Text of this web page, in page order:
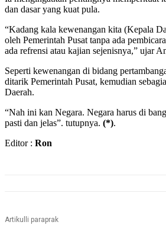
dan dasar yang kuat pula.
“Kadang kala kewenangan kita (Kepala
oleh Pemerintah Pusat tanpa ada
ada refrensi atau kajian sejenisnya,” ujar
Seperti kewenangan di bidang
ditarik Pemerintah Pusat, kemudian
Daerah.
“Nah ini kan Negara. Negara harus di
pasti dan jelas”. tutupnya. (*).
Editor : Ron
Artikulli paraprak